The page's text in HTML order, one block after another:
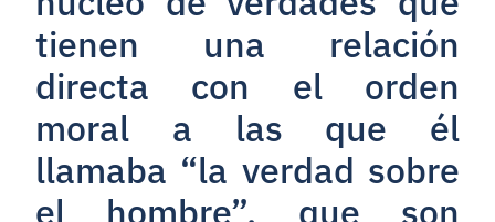
tienen una relación
directa con el orden
moral a las que él
llamaba “la verdad sobre
el hombre”, que son